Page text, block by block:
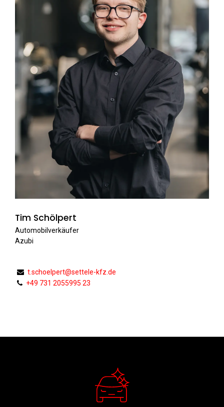
Tim Schölpert
Automobilverkäufer
Azubi
t.schoelpert@settele-kfz.de
+49 731 2055995 23